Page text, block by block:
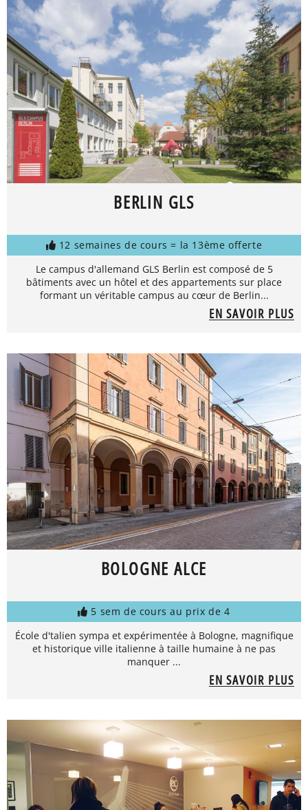
BERLIN GLS
12 semaines de cours = la 13ème offerte
Le campus d'allemand GLS Berlin est composé de 5
bâtiments avec un hôtel et des appartements sur place
formant un véritable campus au cœur de Berlin...
EN SAVOIR PLUS
BOLOGNE ALCE
5 sem de cours au prix de 4
École d'talien sympa et expérimentée à Bologne, magnifique
et historique ville italienne à taille humaine à ne pas
manquer ...
EN SAVOIR PLUS